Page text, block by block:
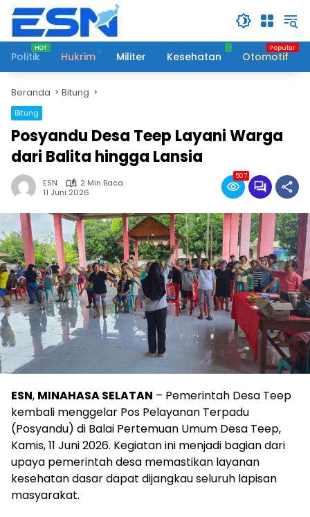
Langsung
konten
Politik
Hukrim Militer Kesehatan Otomotif
Beranda Bitung
Bitung
Posyandu Desa Teep Layani Warga
dari Balita hingga Lansia
ESN
2 Min Baca
11 Juni 2026
507
ESN, MINAHASA SELATAN – Pemerintah Desa Teep
kembali menggelar Pos Pelayanan Terpadu
(Posyandu) di Balai Pertemuan Umum Desa Teep,
Kamis, 11 Juni 2026. Kegiatan ini menjadi bagian dari
upaya pemerintah desa memastikan layanan
kesehatan dasar dapat dijangkau seluruh lapisan
masyarakat.